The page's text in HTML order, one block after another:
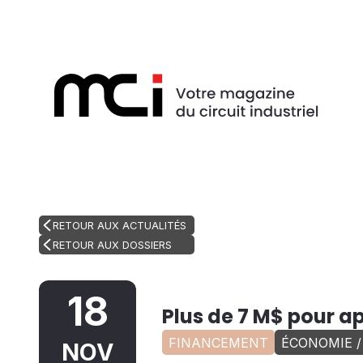
RETOUR AUX ACTUALITÉS
RETOUR AUX DOSSIERS
18
NOV
Plus de 7 M$ pour
FINANCEMENT ÉCONOMIE